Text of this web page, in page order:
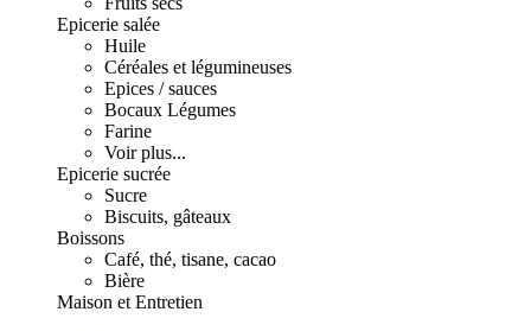
Epicerie salée
Huile
Céréales et légumineuses
Epices / sauces
Bocaux Légumes
Farine
Voir plus...
Epicerie sucrée
Sucre
Biscuits, gâteaux
Boissons
Café, thé, tisane, cacao
Bière
Maison et Entretien